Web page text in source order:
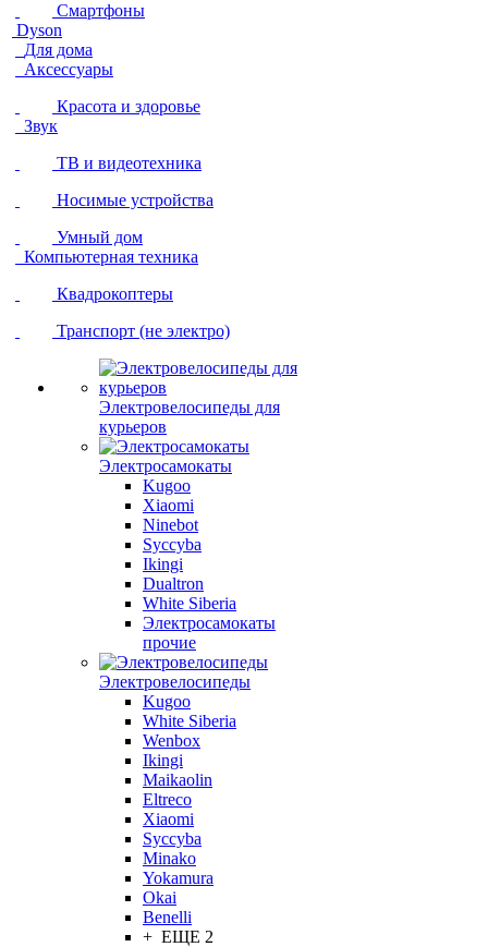
Смартфоны
Dyson
Для дома
Аксессуары
Красота и здоровье
Звук
ТВ и видеотехника
Носимые устройства
Умный дом
Компьютерная техника
Квадрокоптеры
Транспорт (не электро)
Электровелосипеды для
курьеров
Электросамокаты
Kugoo
Xiaomi
Ninebot
Syccyba
Ikingi
Dualtron
White Siberia
Электросамокаты
прочие
Электровелосипеды
Kugoo
White Siberia
Wenbox
Ikingi
Maikaolin
Eltreco
Xiaomi
Syccyba
Minako
Yokamura
Okai
Benelli
+ ЕЩЕ 2